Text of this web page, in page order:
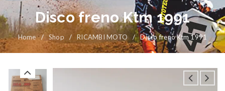
Disco freno Ktm 1991
Home / Shop / RICAMBI MOTO / Disco freno Ktm 1991